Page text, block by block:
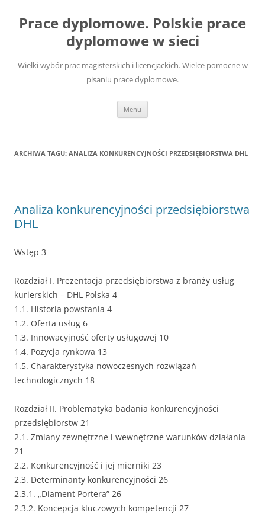
treści
Prace dyplomowe. Polskie prace
dyplomowe w sieci
Wielki wybór prac magisterskich i licencjackich. Wielce pomocne w
pisaniu prace dyplomowe.
Menu
ARCHIWA TAGU: ANALIZA KONKURENCYJNOŚCI PRZEDSIĘBIORSTWA DHL
Analiza konkurencyjności przedsiębiorstwa
DHL
Wstęp 3
Rozdział I. Prezentacja przedsiębiorstwa z branży usług
kurierskich – DHL Polska 4
1.1. Historia powstania 4
1.2. Oferta usług 6
1.3. Innowacyjność oferty usługowej 10
1.4. Pozycja rynkowa 13
1.5. Charakterystyka nowoczesnych rozwiązań
technologicznych 18
Rozdział II. Problematyka badania konkurencyjności
przedsiębiorstw 21
2.1. Zmiany zewnętrzne i wewnętrzne warunków działania
21
2.2. Konkurencyjność i jej mierniki 23
2.3. Determinanty konkurencyjności 26
2.3.1. „Diament Portera” 26
2.3.2. Koncepcja kluczowych kompetencji 27